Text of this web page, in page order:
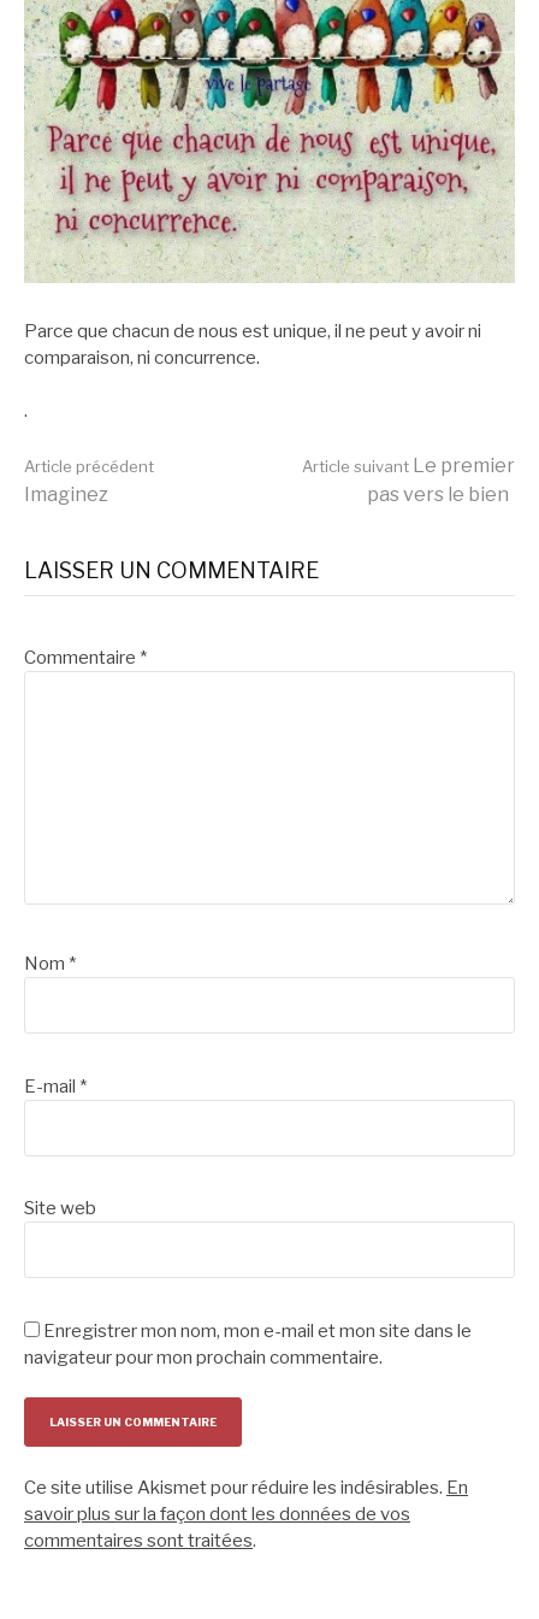
Parce que chacun de nous est unique, il ne peut y avoir ni
comparaison, ni concurrence.
.
Lire
la
suite
Article précédent
Imaginez
Article suivant Le premier
pas vers le bien
LAISSER UN COMMENTAIRE
Commentaire *
Nom *
E-mail *
Site web
Enregistrer mon nom, mon e-mail et mon site dans le
navigateur pour mon prochain commentaire.
Ce site utilise Akismet pour réduire les indésirables. En
savoir plus sur la façon dont les données de vos
commentaires sont traitées.